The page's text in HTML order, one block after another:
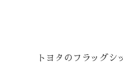
トヨタのフラッグシ